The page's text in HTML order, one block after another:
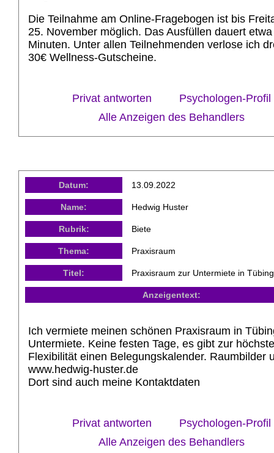
Die Teilnahme am Online-Fragebogen ist bis
25. November möglich. Das Ausfüllen dauert
Minuten. Unter allen Teilnehmenden verlose ich
30€ Wellness-Gutscheine.
Privat antworten
Psychologen-Profil
Alle Anzeigen des Behandlers
Datum: 13.09.2022
Name: Hedwig Huster
Rubrik: Biete
Thema: Praxisraum
Titel: Praxisraum zur Untermiete in
Anzeigentext:
Ich vermiete meinen schönen Praxisraum in
Untermiete. Keine festen Tage, es gibt zur
Flexibilität einen Belegungskalender. Raumbilder
www.hedwig-huster.de
Dort sind auch meine Kontaktdaten
Privat antworten
Psychologen-Profil
Alle Anzeigen des Behandlers